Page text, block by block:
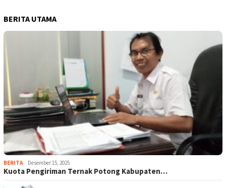
BERITA UTAMA
BERITA Desember 15, 2025
Kuota Pengiriman Ternak Potong Kabupaten…